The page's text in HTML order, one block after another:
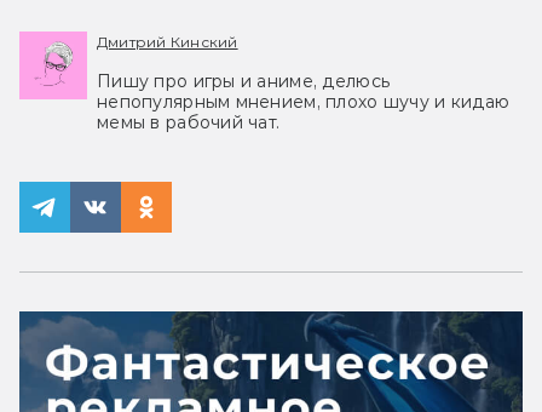
Дмитрий Кинский
Пишу про игры и аниме, делюсь
непопулярным мнением, плохо шучу и кидаю
мемы в рабочий чат.